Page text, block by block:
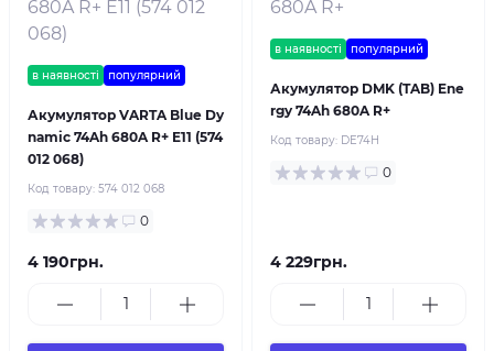
в наявності популярний
Акумулятор VARTA Blue Dy
namic 74Ah 680A R+ E11 (574
012 068)
Код товару: 574 012 068
0
4 190грн.
в наявності популярний
Акумулятор DMK (TAB) Ene
rgy 74Ah 680A R+
Код товару: DE74H
0
4 229грн.